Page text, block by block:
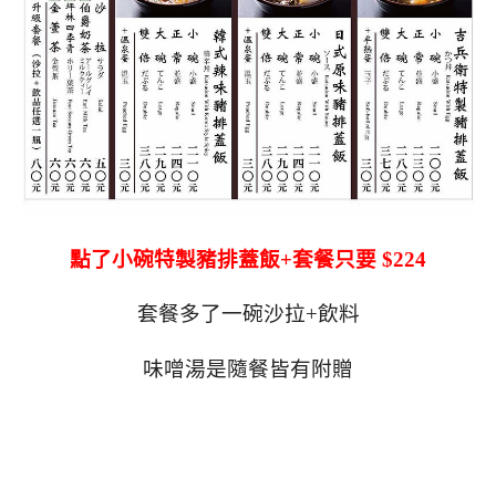
點了小碗特製豬排蓋飯+套餐只要 $224
套餐多了一碗沙拉+飲料
味噌湯是隨餐皆有附贈